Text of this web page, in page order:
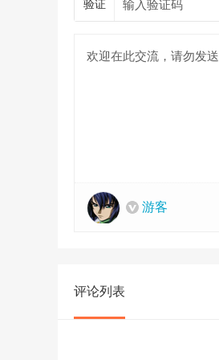
验证
游客
评论列表